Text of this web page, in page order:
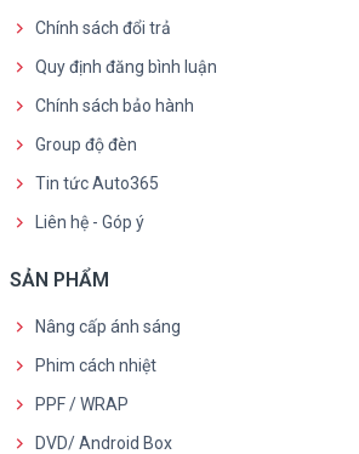
Chính sách đổi trả
Quy định đăng bình luận
Chính sách bảo hành
Group độ đèn
Tin tức Auto365
Liên hệ - Góp ý
SẢN PHẨM
Nâng cấp ánh sáng
Phim cách nhiệt
PPF / WRAP
DVD/ Android Box